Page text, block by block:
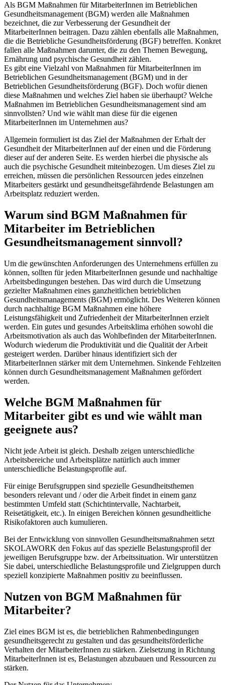
Als BGM Maßnahmen für MitarbeiterInnen im Betrieblichen
Gesundheitsmanagement (BGM) werden alle Maßnahmen
bezeichnet, die zur Verbesserung der Gesundheit der
MitarbeiterInnen beitragen. Dazu zählen ebenfalls alle Maßnahmen,
die die Betriebliche Gesundheitsförderung (BGF) betreffen. Konkret
fallen alle Maßnahmen darunter, die zu den Themen Bewegung,
Ernährung und psychische Gesundheit zählen.
Es gibt eine Vielzahl von Maßnahmen für MitarbeiterInnen im
Betrieblichen Gesundheitsmanagement (BGM) und in der
Betrieblichen Gesundheitsförderung (BGF). Doch wofür dienen
diese Maßnahmen und welches Ziel haben sie überhaupt? Welche
Maßnahmen im Betrieblichen Gesundheitsmanagement sind am
sinnvollsten? Und wie wählt man diese für die eigenen
MitarbeiterInnen im Unternehmen aus?
Allgemein formuliert ist das Ziel der Maßnahmen der Erhalt der
Gesundheit der MitarbeiterInnen auf der einen und die Förderung
dieser auf der anderen Seite. Es werden hierbei die physische als
auch die psychische Gesundheit miteinbezogen. Um dieses Ziel zu
erreichen, müssen die persönlichen Ressourcen jedes einzelnen
Mitarbeiters gestärkt und gesundheitsgefährdende Belastungen am
Arbeitsplatz reduziert werden.
Warum sind BGM Maßnahmen für
Mitarbeiter im Betrieblichen
Gesundheitsmanagement sinnvoll?
Um die gewünschten Anforderungen des Unternehmens erfüllen zu
können, sollten für jeden MitarbeiterInnen gesunde und nachhaltige
Arbeitsbedingungen bestehen. Das wird durch die Umsetzung
gezielter Maßnahmen eines ganzheitlichen betrieblichen
Gesundheitsmanagements (BGM) ermöglicht. Des Weiteren können
durch nachhaltige BGM Maßnahmen eine höhere
Leistungsfähigkeit und Zufriedenheit der MitarbeiterInnen erzielt
werden. Ein gutes und gesundes Arbeitsklima erhöhen sowohl die
Arbeitsmotivation als auch das Wohlbefinden der MitarbeiterInnen.
Wodurch wiederum die Produktivität und die Qualität der Arbeit
gesteigert werden. Darüber hinaus identifiziert sich der
MitarbeiterInnen stärker mit dem Unternehmen. Sinkende Fehlzeiten
können durch Gesundheitsmanagement Maßnahmen gefördert
werden.
Welche BGM Maßnahmen für
Mitarbeiter gibt es und wie wählt man
geeignete aus?
Nicht jede Arbeit ist gleich. Deshalb zeigen unterschiedliche
Arbeitsbereiche und Arbeitsplätze natürlich auch immer
unterschiedliche Belastungsprofile auf.
Für einige Berufsgruppen sind spezielle Gesundheitsthemen
besonders relevant und / oder die Arbeit findet in einem ganz
bestimmten Umfeld statt (Schichtintervalle, Nachtarbeit,
Reisetätigkeit, etc.). In einigen Bereichen können gesundheitliche
Risikofaktoren auch kumulieren.
Bei der Entwicklung von sinnvollen Gesundheitsmaßnahmen setzt
SKOLAWORK den Fokus auf das spezielle Belastungsprofil der
jeweiligen Berufsgruppe bzw. der Arbeitssituation. Wir unterstützen
Sie dabei, unterschiedliche Belastungsprofile und Zielgruppen durch
speziell konzipierte Maßnahmen positiv zu beeinflussen.
Nutzen von BGM Maßnahmen für
Mitarbeiter?
Ziel eines BGM ist es, die betrieblichen Rahmenbedingungen
gesundheitsgerecht zu gestalten und das gesundheitsförderliche
Verhalten der MitarbeiterInnen zu stärken. Zielsetzung in Richtung
MitarbeiterInnen ist es, Belastungen abzubauen und Ressourcen zu
stärken.